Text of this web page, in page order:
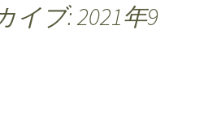
イブ: 2021年9